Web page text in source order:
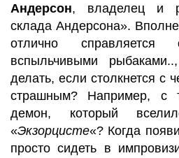
Андерсон, владелец и
склада Андерсона».
отлично
вспыльчивыми
делать, если столкнется с
страшным? Например, с
демон, который
«Экзорцисте«? Когда
просто сидеть в